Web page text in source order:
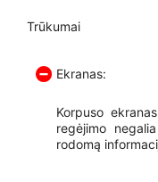
Trūkumai
Ekranas:
Korpuso
regėjimo
rodomą